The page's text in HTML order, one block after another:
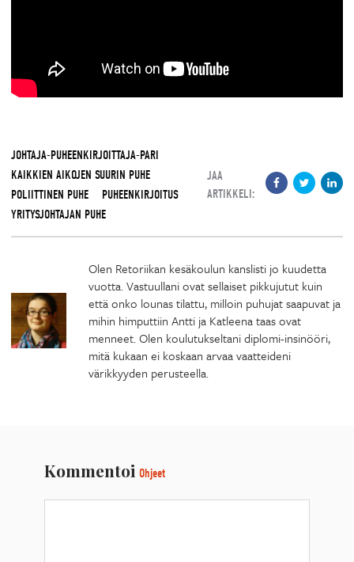
JOHTAJA-PUHEENKIRJOITTAJA-PARI
KAIKKIEN AIKOJEN SUURIN PUHE
POLIITTINEN PUHE
PUHEENKIRJOITUS
YRITYSJOHTAJAN PUHE
JAA
ARTIKKELI:
Olen Retoriikan kesäkoulun kanslisti jo kuudetta
vuotta. Vastuullani ovat sellaiset pikkujutut kuin
että onko lounas tilattu, milloin puhujat saapuvat ja
mihin himputtiin Antti ja Katleena taas ovat
menneet. Olen koulutukseltani diplomi-insinööri,
mitä kukaan ei koskaan arvaa vaatteideni
värikkyyden perusteella.
Kommentoi Ohjeet